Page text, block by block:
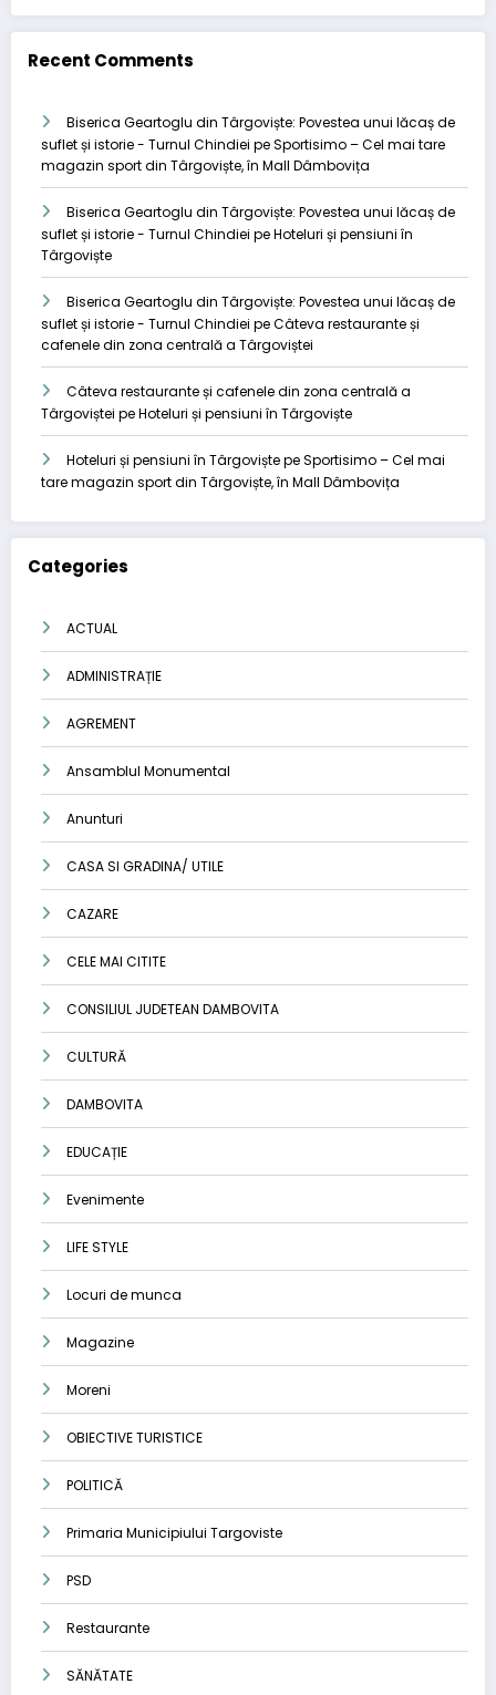
Recent Comments
Biserica Geartoglu din Târgoviște: Povestea unui lăcaș de
suflet și istorie - Turnul Chindiei peSportisimo – Cel mai tare
magazin sport din Târgoviște, în Mall Dâmbovița
Biserica Geartoglu din Târgoviște: Povestea unui lăcaș de
suflet și istorie - Turnul Chindiei peHoteluri și pensiuni în
Târgoviște
Biserica Geartoglu din Târgoviște: Povestea unui lăcaș de
suflet și istorie - Turnul Chindiei peCâteva restaurante și
cafenele din zona centrală a Târgoviștei
Câteva restaurante și cafenele din zona centrală a
Târgoviștei peHoteluri și pensiuni în Târgoviște
Hoteluri și pensiuni în TârgoviștepeSportisimo – Cel mai
tare magazin sport din Târgoviște, în Mall Dâmbovița
Categories
ACTUAL
ADMINISTRAȚIE
AGREMENT
Ansamblul Monumental
Anunturi
CASA SI GRADINA/ UTILE
CAZARE
CELE MAI CITITE
CONSILIUL JUDETEAN DAMBOVITA
CULTURĂ
DAMBOVITA
EDUCAȚIE
Evenimente
LIFE STYLE
Locuri de munca
Magazine
Moreni
OBIECTIVE TURISTICE
POLITICĂ
Primaria Municipiului Targoviste
PSD
Restaurante
SĂNĂTATE